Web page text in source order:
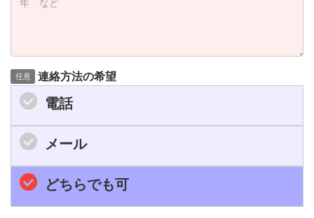
任意 連絡方法の希望
電話
メール
どちらでも可